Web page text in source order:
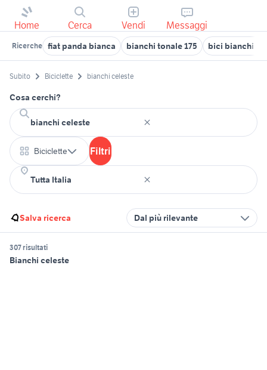
Home Cerca Vendi Messaggi
Ricerche fiat panda bianca bianchi tonale 175 bici bianchi
Subito Biciclette bianchi celeste
Cosa cerchi?
Biciclette Filtri
Salva ricerca Dal più rilevante
307 risultati
Bianchi celeste